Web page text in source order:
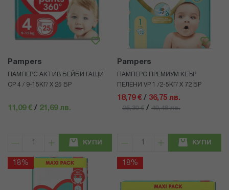
Pampers
ПАМПЕРС АКТИВ БЕЙБИ ГАЩИ
CP 4 / 9-15КГ/ Х 25 БР
11,09 € / 21,69 лв.
КУПИ
Pampers
ПАМПЕРС ПРЕМИУМ КЕЪР
ПЕЛЕНИ VP 1 /2-5КГ/ Х 72 БР
18,79 € / 36,75 лв.
25,30 € / 49,48 лв.
КУПИ
18% 18%